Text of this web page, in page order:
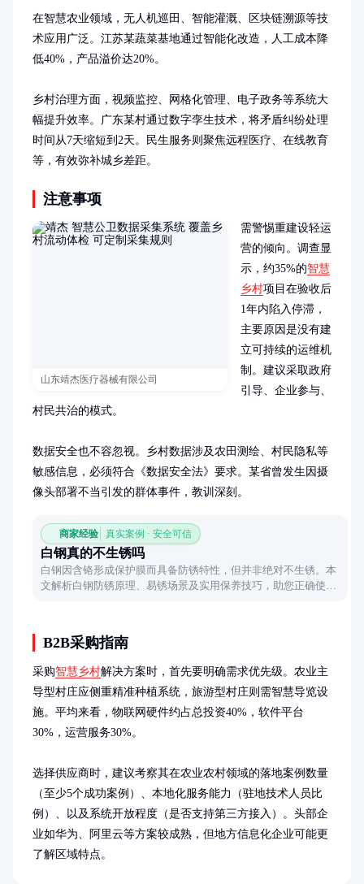
在智慧农业领域，无人机巡田、智能灌溉、区块链溯源等技
术应用广泛。江苏某蔬菜基地通过智能化改造，人工成本降
低40%，产品溢价达20%。
乡村治理方面，视频监控、网格化管理、电子政务等系统大
幅提升效率。广东某村通过数字孪生技术，将矛盾纠纷处理
时间从7天缩短到2天。民生服务则聚焦远程医疗、在线教育
等，有效弥补城乡差距。
注意事项
山东靖杰医疗器械有限公司
需警惕重建设轻运
营的倾向。调查显
示，约35%的智慧
乡村项目在验收后
1年内陷入停滞，
主要原因是没有建
立可持续的运维机
制。建议采取政府
引导、企业参与、
村民共治的模式。
数据安全也不容忽视。乡村数据涉及农田测绘、村民隐私等
敏感信息，必须符合《数据安全法》要求。某省曾发生因摄
像头部署不当引发的群体事件，教训深刻。
商家经验 真实案例 · 安全可信
白钢真的不生锈吗
白钢因含铬形成保护膜而具备防锈特性，但并非绝对不生锈。本
文解析白钢防锈原理、易锈场景及实用保养技巧，助您正确使用
B2B采购指南
采购智慧乡村解决方案时，首先要明确需求优先级。农业主
导型村庄应侧重精准种植系统，旅游型村庄则需智慧导览设
施。平均来看，物联网硬件约占总投资40%，软件平台
30%，运营服务30%。
选择供应商时，建议考察其在农业农村领域的落地案例数量
（至少5个成功案例）、本地化服务能力（驻地技术人员比
例）、以及系统开放程度（是否支持第三方接入）。头部企
业如华为、阿里云等方案较成熟，但地方信息化企业可能更
了解区域特点。